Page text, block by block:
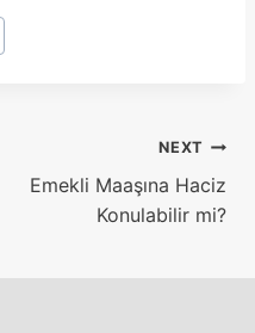
NEXT
Emekli Maaşına Haciz
Konulabilir mi?